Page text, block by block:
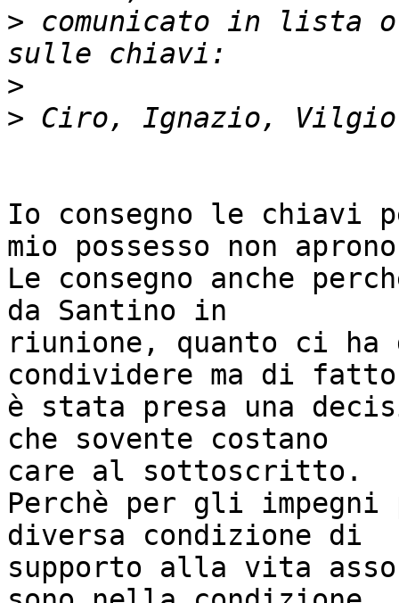
> comunicato in lista
>
>
Io consegno le chiavi
mio possesso non
Le consegno anche
da Santino in
riunione, quanto ci ha
condividere ma di fatto
è stata presa una
che sovente costano
care al sottoscritto.
Perchè per gli
diversa condizione di
supporto alla vita